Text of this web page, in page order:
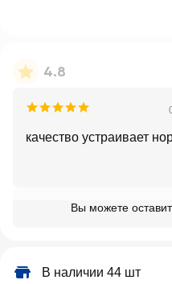
4.8
качество устраивает
Вы можете
В наличии 44 шт